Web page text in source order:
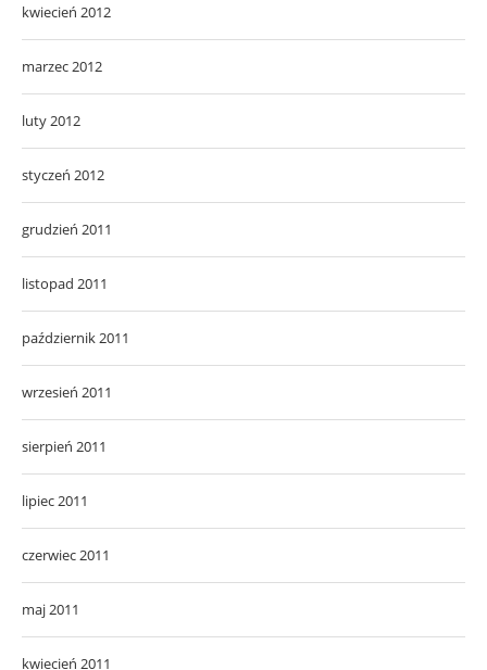
kwiecień 2012
marzec 2012
luty 2012
styczeń 2012
grudzień 2011
listopad 2011
październik 2011
wrzesień 2011
sierpień 2011
lipiec 2011
czerwiec 2011
maj 2011
kwiecień 2011